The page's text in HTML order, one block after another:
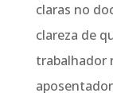
claras no
clareza de
trabalhador